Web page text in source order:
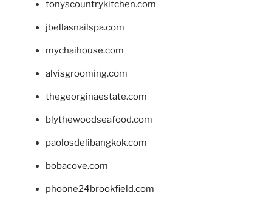
tonyscountrykitchen.com
jbellasnailspa.com
mychaihouse.com
alvisgrooming.com
thegeorginaestate.com
blythewoodseafood.com
paolosdelibangkok.com
bobacove.com
phoone24brookfield.com